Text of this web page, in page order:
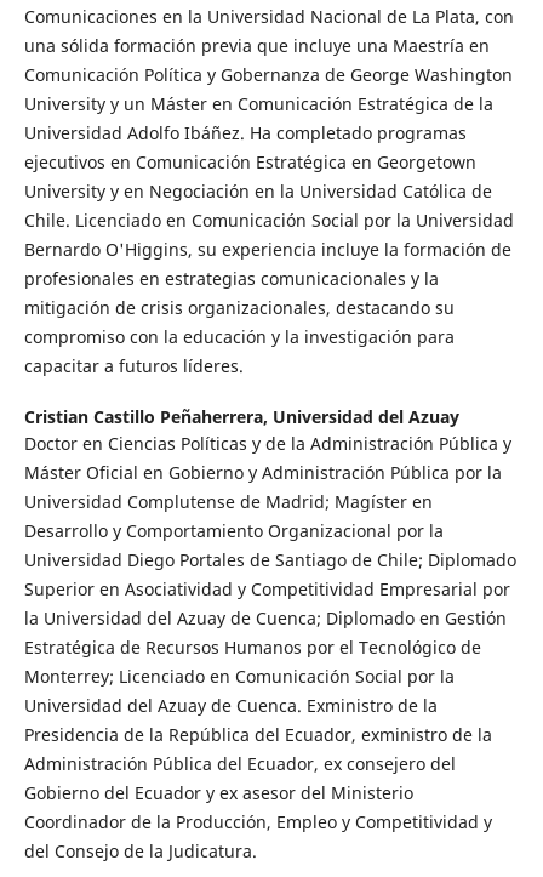
Comunicaciones en la Universidad Nacional de La Plata, con
una sólida formación previa que incluye una Maestría en
Comunicación Política y Gobernanza de George Washington
University y un Máster en Comunicación Estratégica de la
Universidad Adolfo Ibáñez. Ha completado programas
ejecutivos en Comunicación Estratégica en Georgetown
University y en Negociación en la Universidad Católica de
Chile. Licenciado en Comunicación Social por la Universidad
Bernardo O'Higgins, su experiencia incluye la formación de
profesionales en estrategias comunicacionales y la
mitigación de crisis organizacionales, destacando su
compromiso con la educación y la investigación para
capacitar a futuros líderes.
Cristian Castillo Peñaherrera, Universidad del Azuay
Doctor en Ciencias Políticas y de la Administración Pública y
Máster Oficial en Gobierno y Administración Pública por la
Universidad Complutense de Madrid; Magíster en
Desarrollo y Comportamiento Organizacional por la
Universidad Diego Portales de Santiago de Chile; Diplomado
Superior en Asociatividad y Competitividad Empresarial por
la Universidad del Azuay de Cuenca; Diplomado en Gestión
Estratégica de Recursos Humanos por el Tecnológico de
Monterrey; Licenciado en Comunicación Social por la
Universidad del Azuay de Cuenca. Exministro de la
Presidencia de la República del Ecuador, exministro de la
Administración Pública del Ecuador, ex consejero del
Gobierno del Ecuador y ex asesor del Ministerio
Coordinador de la Producción, Empleo y Competitividad y
del Consejo de la Judicatura.